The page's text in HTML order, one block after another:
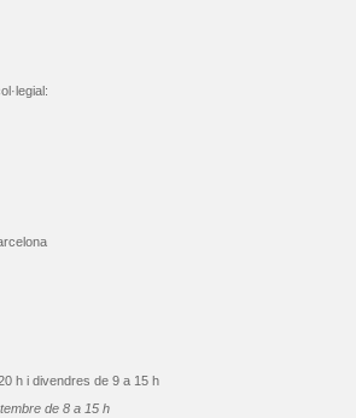
h i divendres de 9 a 15 h
de 8 a 15 h